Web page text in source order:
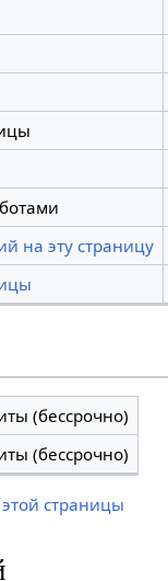
на эту страницу
(бессрочно)
(бессрочно)
страницы